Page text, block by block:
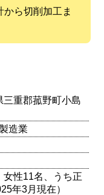
ら切削加工ま
三重郡菰野町小島
造業
女性11名、うち正
年3月現在）